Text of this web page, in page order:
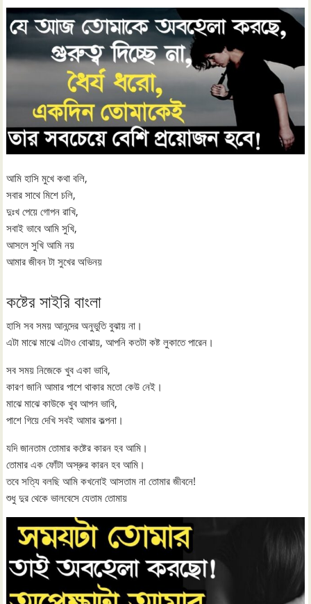
আমি হাসি মুখে কথা বলি,
সবার সাথে মিশে চলি,
দুঃখ পেয়ে গোপন রাখি,
সবাই ভাবে আমি সুখি,
আসলে সুখি আমি নয়
আমার জীবন টা সুখের অভিনয়
কষ্টের সাইরি বাংলা
হাসি সব সময় আনন্দের অনুভুতি বুঝায় না।
এটা মাঝে মাঝে এটাও বোঝায়, আপনি কতটা কষ্ট লুকাতে পারেন।
সব সময় নিজেকে খুব একা ভাবি,
কারণ জানি আমার পাশে থাকার মতো কেউ নেই।
মাঝে মাঝে কাউকে খুব আপন ভাবি,
পাশে গিয়ে দেখি সবই আমার কল্পনা।
যদি জানতাম তোমার কষ্টের কারন হব আমি।
তোমার এক ফোঁটা অস্রুর কারন হব আমি।
তবে সত্যি বলছি আমি কখনোই আসতাম না তোমার জীবনে!
শুধু দুর থেকে ভালবেসে যেতাম তোমায়